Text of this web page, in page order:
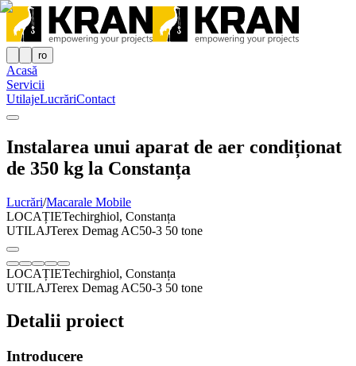
ro
Acasă
Servicii
UtilajeLucrăriContact
Instalarea unui aparat de aer condiționat
de 350 kg la Constanța
Lucrări/Macarale Mobile
LOCAȚIETechirghiol, Constanța
UTILAJTerex Demag AC50-3 50 tone
LOCAȚIETechirghiol, Constanța
UTILAJTerex Demag AC50-3 50 tone
Detalii proiect
Introducere